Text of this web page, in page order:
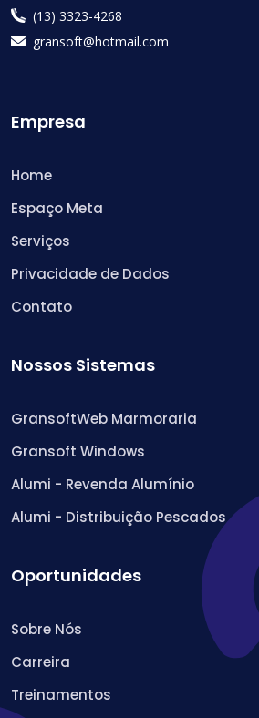
(13) 3323-4268
gransoft@hotmail.com
Empresa
Home
Espaço Meta
Serviços
Privacidade de Dados
Contato
Nossos Sistemas
GransoftWeb Marmoraria
Gransoft Windows
Alumi - Revenda Alumínio
Alumi - Distribuição Pescados
Oportunidades
Sobre Nós
Carreira
Treinamentos